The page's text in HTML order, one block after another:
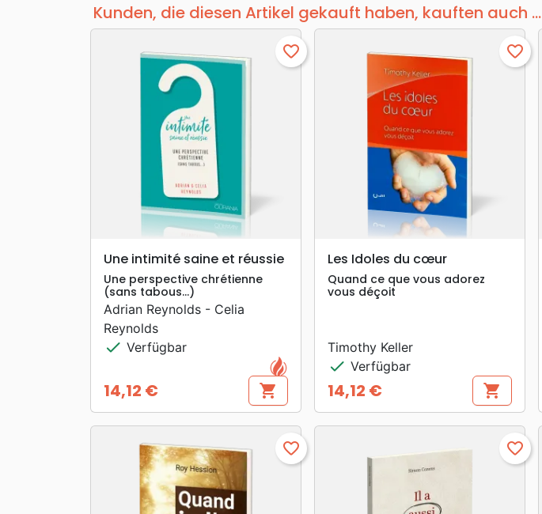
Kunden, die diesen Artikel gekauft haben, kauften auch ...
searchVORSCHAU
favorite_border
Une intimité saine et réussie
Une perspective chrétienne
(sans tabous…)
Adrian Reynolds - Celia
Reynolds
check Verfügbar
Preis
14,12 € shopping_cart
search VORSCHAU
favorite_border
Les Idoles du cœur
Quand ce que vous adorez
vous déçoit
Timothy Keller
check Verfügbar
Preis
14,12 € shopping_cart
favorite_border favorite_border